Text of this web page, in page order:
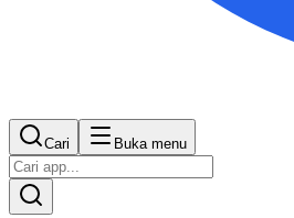
Cari Buka menu